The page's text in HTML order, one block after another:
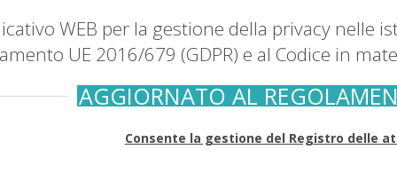
WEB per la gestione della privacy nelle
UE 2016/679 (GDPR) e al Codice in
AGGIORNATO AL
Consente la gestione del Registro delle